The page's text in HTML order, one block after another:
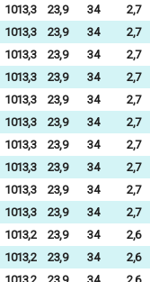
1013,3 23,9 34
2,7
1013,3 23,9 34
2,7
1013,3 23,9 34
2,7
1013,3 23,9 34
2,7
1013,3 23,9 34
2,7
1013,3 23,9 34
2,7
1013,3 23,9 34
2,7
1013,3 23,9 34
2,7
1013,3 23,9 34
2,7
1013,3 23,9 34
2,7
1013,2 23,9 34
2,6
1013,2 23,9 34
2,6